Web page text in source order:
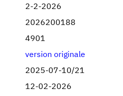
2-2-2026
2026200188
4901
version originale
2025-07-10/21
12-02-2026